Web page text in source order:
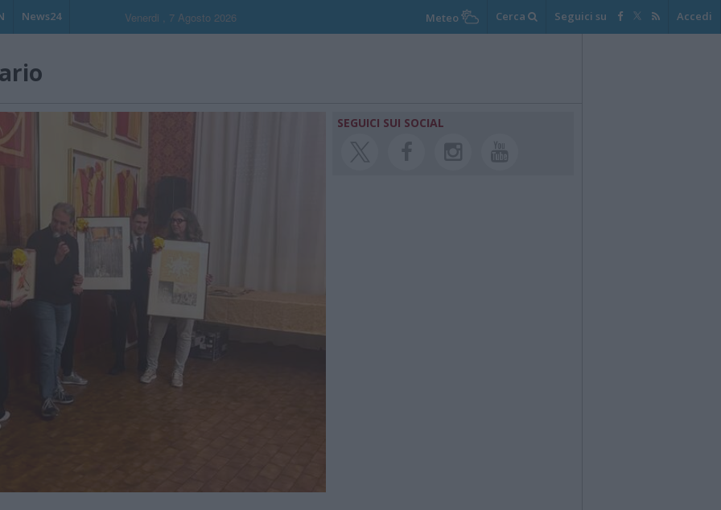
News24 Venerdi , 7 Agosto 2026 Meteo Cerca Seguici su Accedi
SEGUICI SUI SOCIAL